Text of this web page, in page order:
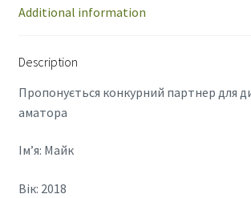
Additional information
Description
Пропонується конкурний партнер для
аматора
Ім’я: Майк
Вік: 2018